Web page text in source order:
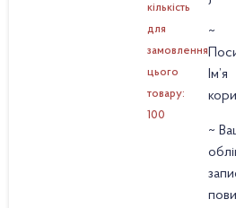
кількість
для
замовлення
цього
товару:
100
~
Ім’я
~